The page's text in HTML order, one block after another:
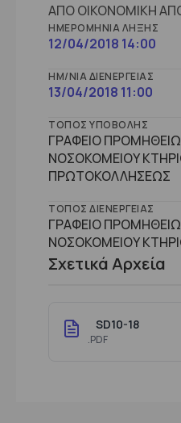
ΑΠΟ ΟΙΚΟΝΟΜΙΚΗ
ΗΜΕΡΟΜΗΝΊΑ ΛΉΞΗΣ
12/04/2018 14:00
ΗΜ/ΝΊΑ ΔΙΕΝΈΡΓΕΙΑΣ
13/04/2018 11:00
ΤΌΠΟΣ ΥΠΟΒΟΛΉΣ
ΓΡΑΦΕΙΟ
ΝΟΣΟΚΟΜΕΙΟΥ
ΠΡΩΤΟΚΟΛΛΗΣΕΩΣ
ΤΌΠΟΣ ΔΙΕΝΈΡΓΕΙΑΣ
ΓΡΑΦΕΙΟ
ΝΟΣΟΚΟΜΕΙΟΥ
Σχετικά Αρχεία
SD10-18
.PDF